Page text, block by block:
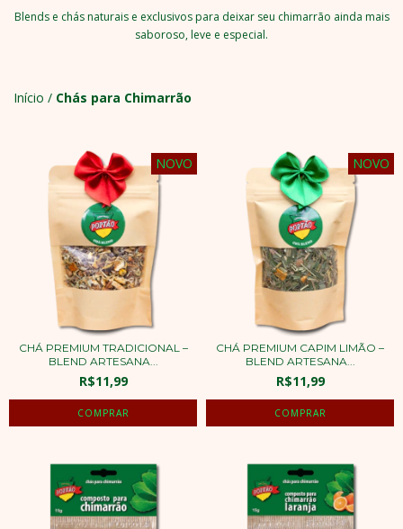
Blends e chás naturais e exclusivos para deixar seu chimarrão ainda mais
saboroso, leve e especial.
Início / Chás para Chimarrão
NOVO
CHÁ PREMIUM TRADICIONAL –
BLEND ARTESANA...
R$11,99
NOVO
CHÁ PREMIUM CAPIM LIMÃO –
BLEND ARTESANA...
R$11,99